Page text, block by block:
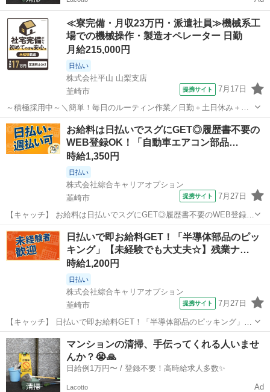
≪寮完備・月収23万円・派遣社員≫機械系工
場での機械操作・製造オペレーター 日勤
月給215,000円
日払い
株式会社平山 山梨支店
韮崎市
提携サイト 7月17日
～積極採用中～＼簡単！毎日のルーティン作業／日勤＋土日休み＋残
業少なめ／時短も相談OK／プライベートの時間も確保できちゃうお仕
事～人物面重視の採用～ 軽い製品の組付け・検査・投入作業 こちらの
お仕事は細長い医療機器を主とし...
山梨 韮崎市 その他
お給料は日払いでスグにGET◎履歴書不要の
WEB登録OK！「自動車エアコン部品…
時給1,350円
日払い
株式会社綜合キャリアオプション
韮崎市
提携サイト 7月27日
【キャッチ】 お給料は日払いでスグにGET◎履歴書不要のWEB登録
OK！「自動車エアコン部品の測定/検査」高時給1350円！山梨県韮崎
市周辺！20代～40代のスタッフが多数活躍中★ 【コメント】 ＼大手
人材派遣会社で働きま...
山梨 韮崎市 仕分け
日払いで即お給料GET！「半導体部品のピッ
キング」【未経験でも大丈夫☆】残業ナ…
時給1,200円
日払い
株式会社綜合キャリアオプション
韮崎市
提携サイト 7月27日
【キャッチ】 日払いで即お給料GET！「半導体部品のピッキング」
【未経験でも大丈夫☆】残業ナシでON/OFF切替☆女性が多めの職場♪
高時給1200円！ 【コメント】 ＼大手人材派遣会社で働きませんか♪／
「新しい職場は不...
山梨 韮崎市
マンションの清掃、手伝ってくれる人いませ
んか？😭🙏
日給例1万円〜 / 登録不要！高時給求人多数✨
Lacotto Ad